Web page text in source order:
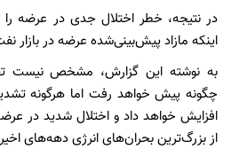
در نتیجه، خطر اختلال جدی در عرضه را
اینکه مازاد پیش‌بینی‌شده عرضه در
به نوشته این گزارش، مشخص نیست
چگونه پیش خواهد رفت اما هرگونه
افزایش خواهد داد و اختلال شدید در
از بزرگ‌ترین بحران‌های انرژی دهه‌های اخیر